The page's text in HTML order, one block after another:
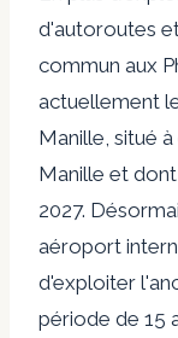
d'autoroutes
commun aux
actuellement
Manille, situé
Manille et
2027.
aéroport
d'exploiter
période de 15